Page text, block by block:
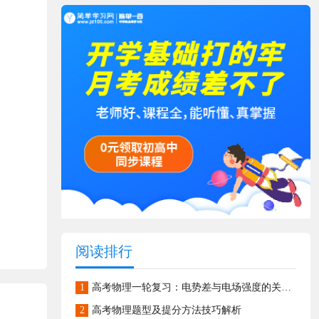
阅读排行
1 高考物理一轮复习：电势差与电场强度的关系综合训练
2 高考物理题型及提分方法技巧解析